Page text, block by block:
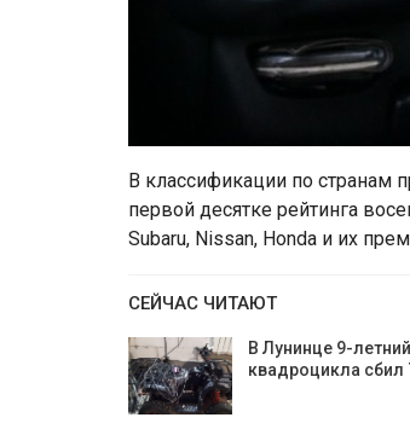
В классификации по странам
первой десятке рейтинга
Subaru, Nissan, Honda и их
СЕЙЧАС ЧИТАЮТ
В Лунинце 9-
квадроцикла сбил